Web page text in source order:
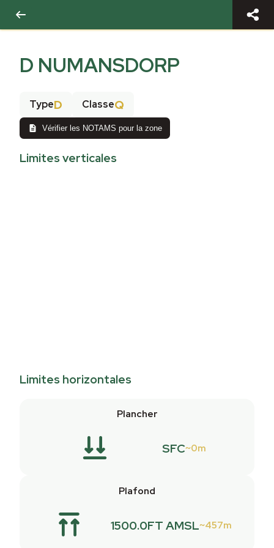
D NUMANSDORP
TypeD ClasseQ
Vérifier les NOTAMS pour la zone
Limites verticales
Limites horizontales
Plancher
SFC 0m
Plafond
1500.0FT AMSL 457m